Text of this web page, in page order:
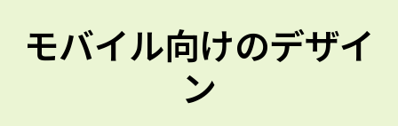
モバイル向けのデザイ
ン